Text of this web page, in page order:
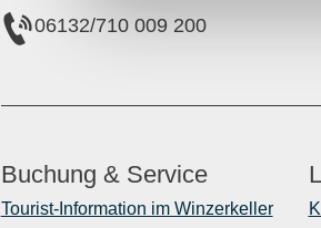
06132/710 009 200
Buchung & Service
Tourist-Information im Winzerkeller